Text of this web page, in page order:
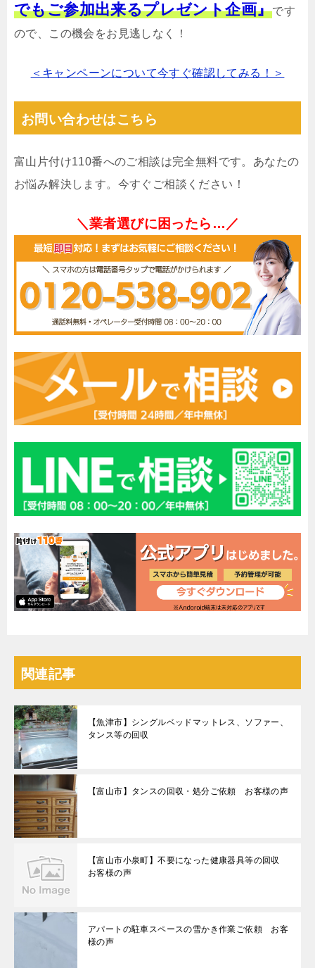
でもご参加出来るプレゼント企画』です
ので、この機会をお見逃しなく！
＜キャンペーンについて今すぐ確認してみる！＞
お問い合わせはこちら
富山片付け110番へのご相談は完全無料です。あなたの
お悩み解決します。今すぐご相談ください！
＼業者選びに困ったら…／
関連記事
【魚津市】シングルベッドマットレス、ソファー、
タンス等の回収
【富山市】タンスの回収・処分ご依頼 お客様の声
【富山市小泉町】不要になった健康器具等の回収
お客様の声
アパートの駐車スペースの雪かき作業ご依頼 お客
様の声